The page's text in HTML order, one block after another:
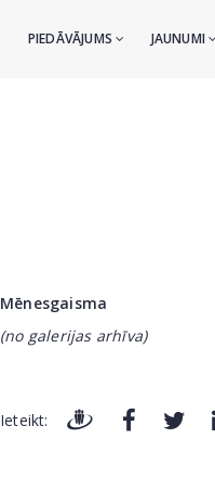
PIEDĀVĀJUMS JAUNUMI
Mēnesgaisma
(no galerijas arhīva)
Ieteikt: